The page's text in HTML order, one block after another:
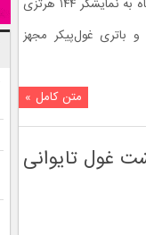
وارد بازار تبلت‌ها شد. این دستگاه به نمایشگر ۱۴۴ هرتزی
OLED، تراشه دیمنسیتی ۸۳۰۰ و باتری غول‌پیکر مجهز
متن کامل »
شد؛ بازگشت غول تایوانی